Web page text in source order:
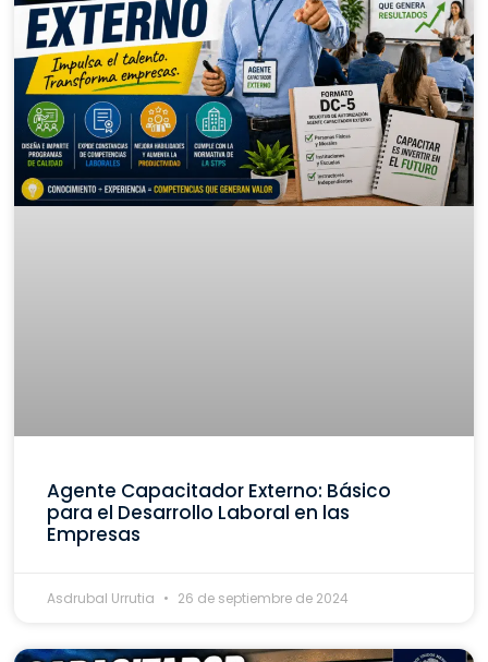
Agente Capacitador Externo: Básico
para el Desarrollo Laboral en las
Empresas
Asdrubal Urrutia 26 de septiembre de 2024